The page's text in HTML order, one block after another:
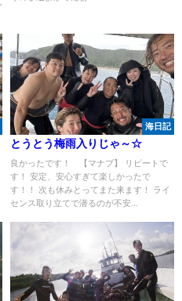
海日記
とうとう梅雨入りじゃ～☆
良かったです！ 【マナブ】 リピートで
す！ 安定、安心すぎて楽しかったで
す！！ 次も休みとってまた来ます！ ライ
センス取り立てで潜るのが不安...